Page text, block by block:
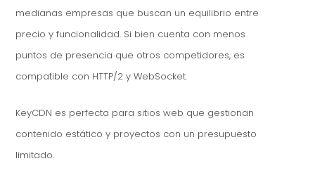
medianas empresas que buscan un equilibrio entre
precio y funcionalidad. Si bien cuenta con menos
puntos de presencia que otros competidores, es
compatible con HTTP/2 y WebSocket.
KeyCDN es perfecta para sitios web que gestionan
contenido estático y proyectos con un presupuesto
limitado.